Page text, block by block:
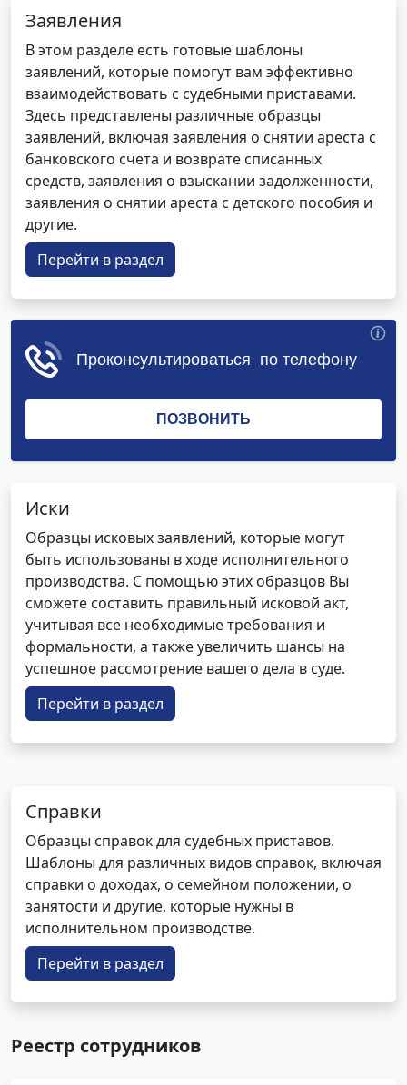
Заявления
В этом разделе есть готовые шаблоны
заявлений, которые помогут вам эффективно
взаимодействовать с судебными приставами.
Здесь представлены различные образцы
заявлений, включая заявления о снятии ареста с
банковского счета и возврате списанных
средств, заявления о взыскании задолженности,
заявления о снятии ареста с детского пособия и
другие.
Перейти в раздел
Иски
Образцы исковых заявлений, которые могут
быть использованы в ходе исполнительного
производства. С помощью этих образцов Вы
сможете составить правильный исковой акт,
учитывая все необходимые требования и
формальности, а также увеличить шансы на
успешное рассмотрение вашего дела в суде.
Перейти в раздел
Справки
Образцы справок для судебных приставов.
Шаблоны для различных видов справок, включая
справки о доходах, о семейном положении, о
занятости и другие, которые нужны в
исполнительном производстве.
Перейти в раздел
Реестр сотрудников